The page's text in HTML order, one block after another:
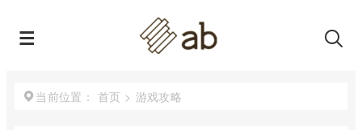
当前位置： 首页 > 游戏攻略